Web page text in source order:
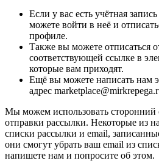
Если у вас есть учётная
можете войти в неё и
профиле.
Также вы можете отписаться
соответствующей ссылке в
которые вам приходят.
Ещё вы можете написать нам
адрес
Мы можем использовать сторонний
отправки рассылки. Некоторые из
списки рассылки и email,
они смогут убрать ваш email из
напишете нам и попросите об этом.